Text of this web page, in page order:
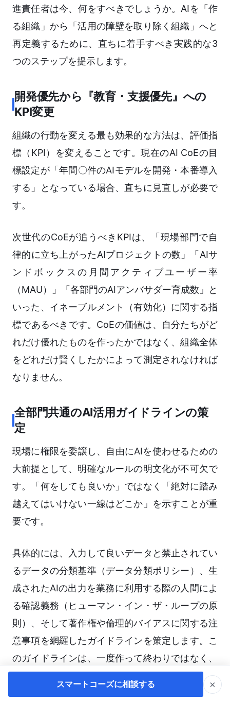
進責任者は今、何をすべきでしょうか。AIを「作
る組織」から「活用の障壁を取り除く組織」へと
再定義するために、直ちに着手すべき実践的な3
つのステップを提示します。
開発優先から『教育・支援優先』への
KPI変更
組織の行動を変える最も効果的な方法は、評価指
標（KPI）を変えることです。現在のAI CoEの目
標設定が「年間〇件のAIモデルを開発・本番導入
する」となっている場合、直ちに見直しが必要で
す。
次世代のCoEが追うべきKPIは、「現場部門で自
律的に立ち上がったAIプロジェクトの数」「AIサ
ンドボックスの月間アクティブユーザー率
（MAU）」「各部門のAIアンバサダー育成数」と
いった、イネーブルメント（有効化）に関する指
標であるべきです。CoEの価値は、自分たちがど
れだけ優れたものを作ったかではなく、組織全体
をどれだけ賢くしたかによって測定されなければ
なりません。
全部門共通のAI活用ガイドラインの策
定
現場に権限を委譲し、自由にAIを使わせるための
大前提として、明確なルールの明文化が不可欠で
す。「何をしても良いか」ではなく「絶対に踏み
越えてはいけない一線はどこか」を示すことが重
要です。
具体的には、入力して良いデータと禁止されてい
るデータの分類基準（データ分類ポリシー）、生
成されたAIの出力を業務に利用する際の人間によ
る確認義務（ヒューマン・イン・ザ・ループの原
則）、そして著作権や倫理的バイアスに関する注
意事項を網羅したガイドラインを策定します。こ
のガイドラインは、一度作って終わりではなく、
技術の進化に合わせて四半期ごとにアップデート
する運用体制を構築することが求められます。
スマートコーズに相談する ×